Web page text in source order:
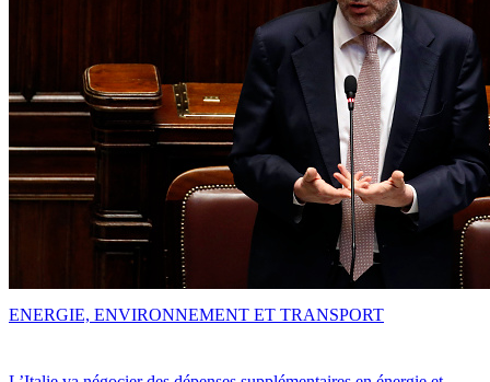
ENERGIE, ENVIRONNEMENT ET TRANSPORT